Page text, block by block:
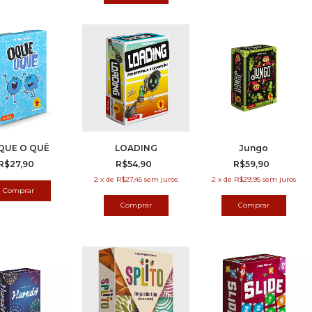
O QUÊ
LOADING
R$54,90
2 x de R$27,45 sem juros
Jungo
R$59,90
2 x de R$29,95 sem juros